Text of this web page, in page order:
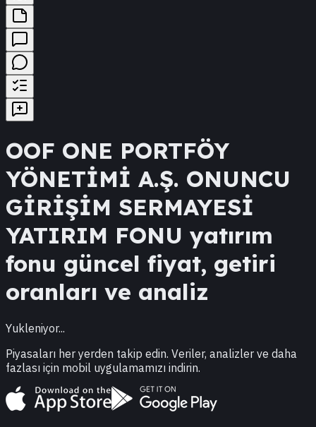
OOF ONE PORTFÖY
YÖNETİMİ A.Ş. ONUNCU
GİRİŞİM SERMAYESİ
YATIRIM FONU yatırım
fonu güncel fiyat, getiri
oranları ve analiz
Yukleniyor...
Piyasaları her yerden takip edin. Veriler, analizler ve daha
fazlası için mobil uygulamamızı indirin.